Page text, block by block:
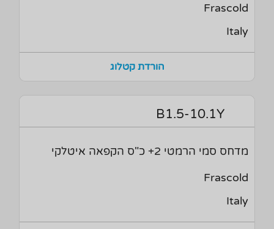
Frascold
Italy
הורדת קטלוג
B1.5-10.1Y
מדחס סמי הרמטי 2+ כ"ס הקפאה איטלקי
Frascold
Italy